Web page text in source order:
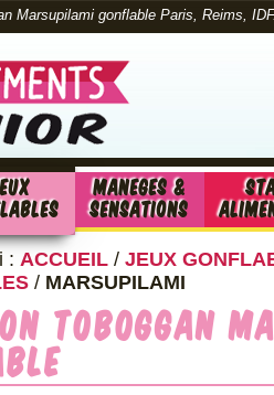
Marsupilami gonflable Paris, Reims,
Maneges &
sensations
: ACCUEIL / JEUX
/ MARSUPILAMI
Toboggan